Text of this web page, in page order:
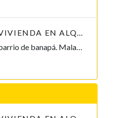
VIVIENDA EN ALQUILER, B/ BANAPÁ 2.000.000
barrio de banapá. Malabo Malabo, Bioko Norte , Guinea Ecuatorial